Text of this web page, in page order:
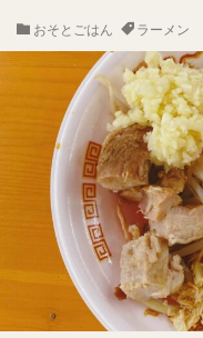
おそとごはん ラーメン